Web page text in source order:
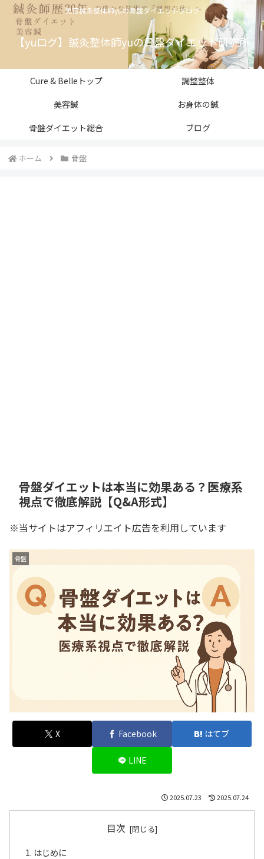
美容鍼灸整体師yuの骨盤ダイエットブログ
【yuログ】鍼灸整体師yuの骨盤ダイエット研究所
Cure & Belleトップ
調整整体
美容鍼
お身体の鍼
骨盤ダイエット総合
ブログ
ホーム 骨盤
骨盤ダイエットは本当に効果ある？医療系
視点で徹底解説【Q&A形式】
※当サイトはアフィリエイト広告を利用しています
骨盤
X Facebook はてブ
LINE
2025.07.23 2025.07.24
目次
はじめに